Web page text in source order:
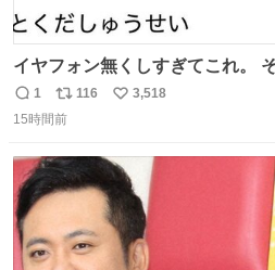
イヤフォン無くしすぎてこれ。
ムの名前にしてる
返
信
1
リ
ポ
ト
数
116
い
数
3,518
15時間前